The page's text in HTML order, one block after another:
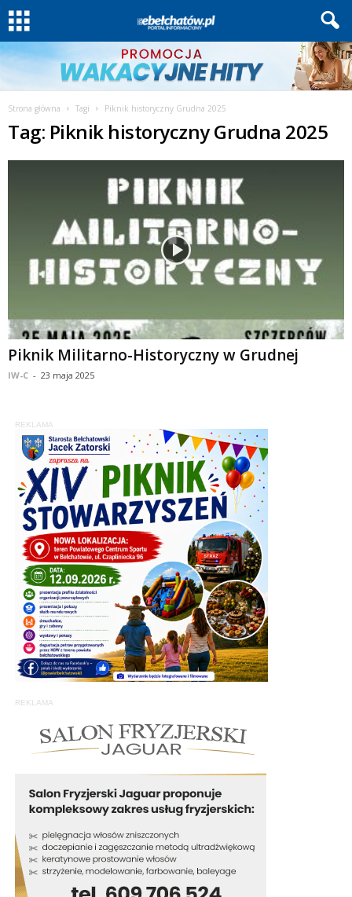
Strona główna Tagi Piknik historyczny Grudna 2025
Tag: Piknik historyczny Grudna 2025
Piknik Militarno-Historyczny w Grudnej
IW-C - 23 maja 2025
REKLAMA
REKLAMA